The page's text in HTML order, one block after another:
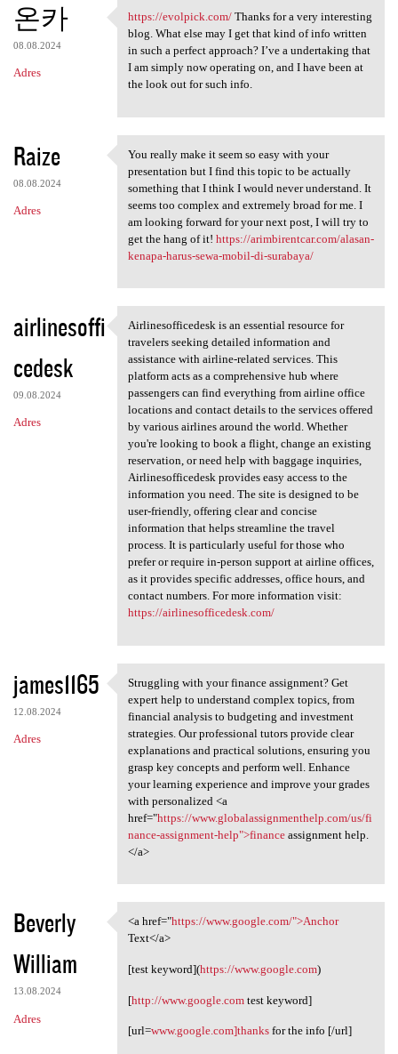
a
r
z
온카
08.08.2024
Adres
https://evolpick.com/ Thanks
https://evolpick.com/Thanks for a very interesting
blog. What else may I get that kind of info written
in such a perfect approach? I’ve a undertaking that
I am simply now operating on, and I have been at
the look out for such info.
Raize
08.08.2024
Adres
You really make it seem so
You really make it seem so easy with your
presentation but I find this topic to be actually
something that I think I would never understand. It
seems too complex and extremely broad for me. I
am looking forward for your next post, I will try to
get the hang of it! https://arimbirentcar.com/alasan-
kenapa-harus-sewa-mobil-di-surabaya/
airlinesoffi
cedesk
09.08.2024
Adres
Airlinesofficedesk is an
Airlinesofficedesk is an essential resource for
travelers seeking detailed information and
assistance with airline-related services. This
platform acts as a comprehensive hub where
passengers can find everything from airline office
locations and contact details to the services offered
by various airlines around the world. Whether
you're looking to book a flight, change an existing
reservation, or need help with baggage inquiries,
Airlinesofficedesk provides easy access to the
information you need. The site is designed to be
user-friendly, offering clear and concise
information that helps streamline the travel
process. It is particularly useful for those who
prefer or require in-person support at airline offices,
as it provides specific addresses, office hours, and
contact numbers. For more information visit:
https://airlinesofficedesk.com/
james1165
12.08.2024
Adres
Struggling with your finance
Struggling with your finance assignment? Get
expert help to understand complex topics, from
financial analysis to budgeting and investment
strategies. Our professional tutors provide clear
explanations and practical solutions, ensuring you
grasp key concepts and perform well. Enhance
your learning experience and improve your grades
with personalized <a
href="https://www.globalassignmenthelp.com/us/fi
nance-assignment-help">financeassignment help.
</a>
Beverly
William
13.08.2024
Adres
<a href="https://www.google
<a href="https://www.google.com/">Anchor
Text</a>
[test keyword](https://www.google.com)
[http://www.google.comtest keyword]
[url=www.google.com]thanksfor the info [/url]